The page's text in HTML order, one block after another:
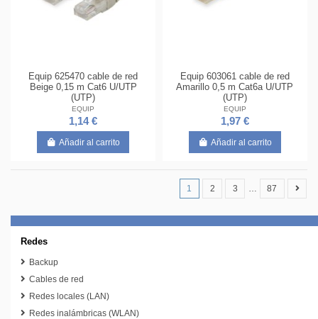
Equip 625470 cable de red
Beige 0,15 m Cat6 U/UTP
(UTP)
EQUIP
1,14 €
Añadir al carrito
Equip 603061 cable de red
Amarillo 0,5 m Cat6a U/UTP
(UTP)
EQUIP
1,97 €
Añadir al carrito
1 2 3 … 87
Redes
Backup
Cables de red
Redes locales (LAN)
Redes inalámbricas (WLAN)